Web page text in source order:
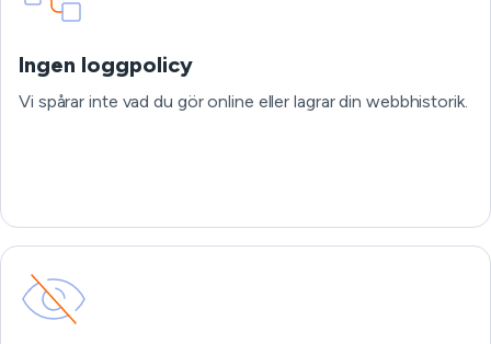
Ingen loggpolicy
Vi spårar inte vad du gör online eller lagrar din webbhistorik.